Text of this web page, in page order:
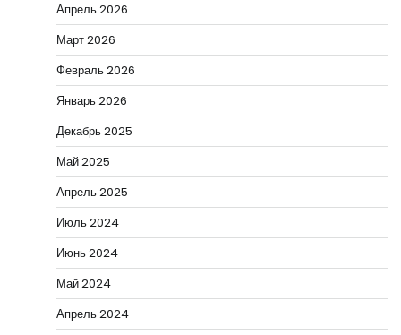
Апрель 2026
Март 2026
Февраль 2026
Январь 2026
Декабрь 2025
Май 2025
Апрель 2025
Июль 2024
Июнь 2024
Май 2024
Апрель 2024